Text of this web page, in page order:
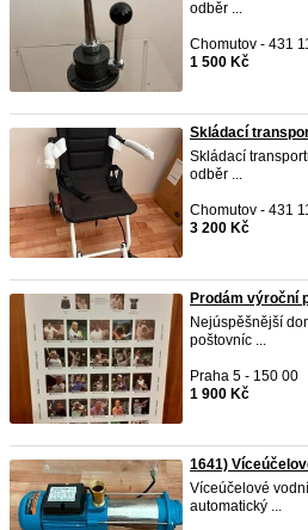
odběr ...
Chomutov - 431
1 500 Kč
Skládací
Skládací
odběr ...
Chomutov - 431
3 200 Kč
Prodám výroční
Nejúspěšnější
poštovníc ...
Praha 5 - 150 00
1 900 Kč
1641)
Víceúčelové
automatický ...